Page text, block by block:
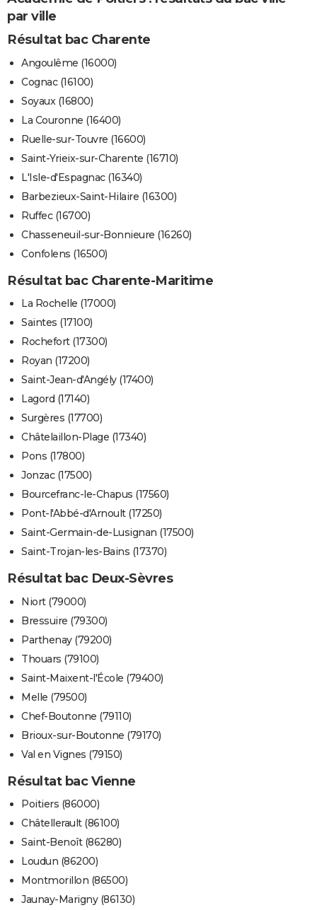
par ville
Résultat bac Charente
Angoulême (16000)
Cognac (16100)
Soyaux (16800)
La Couronne (16400)
Ruelle-sur-Touvre (16600)
Saint-Yrieix-sur-Charente (16710)
L'Isle-d'Espagnac (16340)
Barbezieux-Saint-Hilaire (16300)
Ruffec (16700)
Chasseneuil-sur-Bonnieure (16260)
Confolens (16500)
Résultat bac Charente-Maritime
La Rochelle (17000)
Saintes (17100)
Rochefort (17300)
Royan (17200)
Saint-Jean-d'Angély (17400)
Lagord (17140)
Surgères (17700)
Châtelaillon-Plage (17340)
Pons (17800)
Jonzac (17500)
Bourcefranc-le-Chapus (17560)
Pont-l'Abbé-d'Arnoult (17250)
Saint-Germain-de-Lusignan (17500)
Saint-Trojan-les-Bains (17370)
Résultat bac Deux-Sèvres
Niort (79000)
Bressuire (79300)
Parthenay (79200)
Thouars (79100)
Saint-Maixent-l'École (79400)
Melle (79500)
Chef-Boutonne (79110)
Brioux-sur-Boutonne (79170)
Val en Vignes (79150)
Résultat bac Vienne
Poitiers (86000)
Châtellerault (86100)
Saint-Benoît (86280)
Loudun (86200)
Montmorillon (86500)
Jaunay-Marigny (86130)